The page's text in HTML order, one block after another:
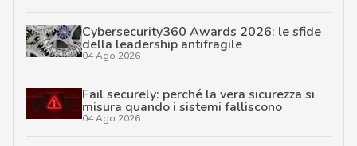
Cybersecurity360 Awards 2026: le sfide
della leadership antifragile
04 Ago 2026
Fail securely: perché la vera sicurezza si
misura quando i sistemi falliscono
04 Ago 2026